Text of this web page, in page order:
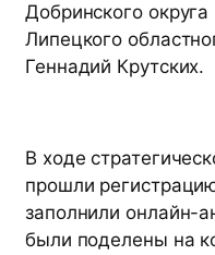
Добринского
Липецкого
Геннадий Крутских.
В ходе
прошли
заполнили онлайн-
были поделены на